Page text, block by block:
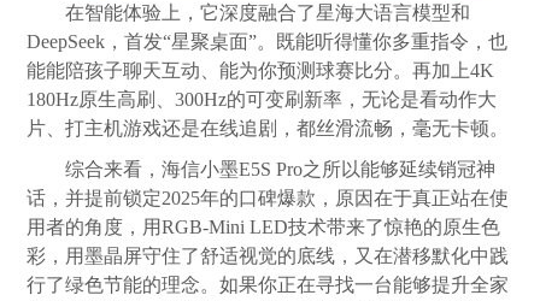
在智能体验上，它深度融合了星海大语言模型和
DeepSeek，首发“星聚桌面”。既能听得懂你多重指令，也
能能陪孩子聊天互动、能为你预测球赛比分。再加上4K
180Hz原生高刷、300Hz的可变刷新率，无论是看动作大
片、打主机游戏还是在线追剧，都丝滑流畅，毫无卡顿。
综合来看，海信小墨E5S Pro之所以能够延续销冠神
话，并提前锁定2025年的口碑爆款，原因在于真正站在使
用者的角度，用RGB-Mini LED技术带来了惊艳的原生色
彩，用墨晶屏守住了舒适视觉的底线，又在潜移默化中践
行了绿色节能的理念。如果你正在寻找一台能够提升全家